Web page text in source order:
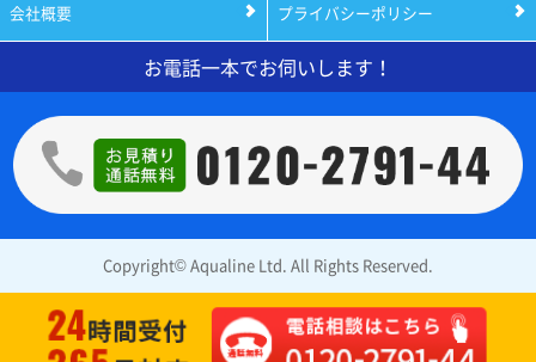
会社概要
プライバシーポリシー
お電話一本でお伺いします！
Copyright© Aqualine Ltd. All Rights Reserved.